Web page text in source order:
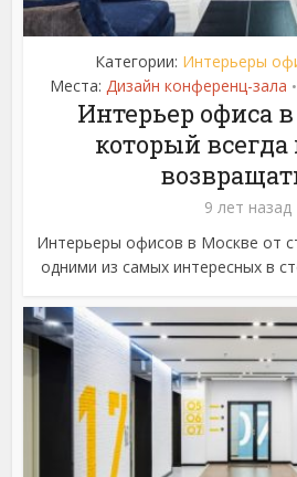
Категории: Интерьеры
Места: Дизайн конференц-зала •
Интерьер офиса
который
9 лет назад
Интерьеры офисов в Москве от
одними из самых интересных в